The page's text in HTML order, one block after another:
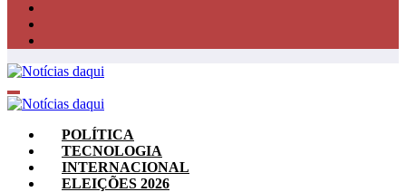
POLÍTICA
TECNOLOGIA
INTERNACIONAL
ELEIÇÕES 2026